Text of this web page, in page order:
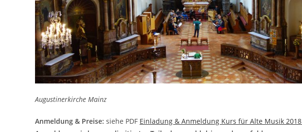
Augustinerkirche Mainz
Anmeldung & Preise: siehe PDF Einladung & Anmeldung Kurs für Alte Musik 2018